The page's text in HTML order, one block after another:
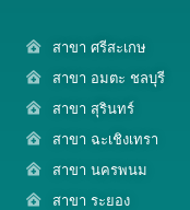
สาขา ศรีสะเกษ
สาขา อมตะ ชลบุรี
สาขา สุรินทร์
สาขา ฉะเชิงเทรา
สาขา นครพนม
สาขา ระยอง